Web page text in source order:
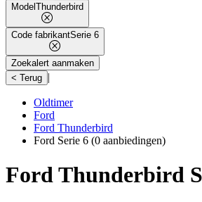
ModelThunderbird
Code fabrikantSerie 6
Zoekalert aanmaken
< Terug |
Oldtimer
Ford
Ford Thunderbird
Ford Serie 6 (0 aanbiedingen)
Ford Thunderbird